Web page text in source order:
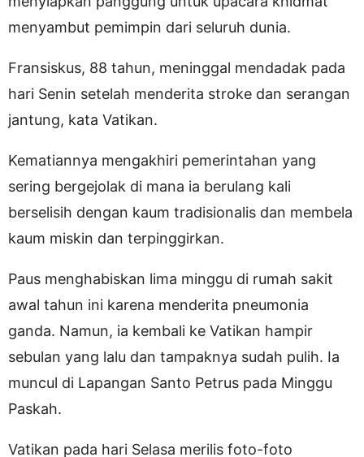
menyambut pemimpin dari seluruh dunia.
Fransiskus, 88 tahun, meninggal mendadak pada
hari Senin setelah menderita stroke dan serangan
jantung, kata Vatikan.
Kematiannya mengakhiri pemerintahan yang
sering bergejolak di mana ia berulang kali
berselisih dengan kaum tradisionalis dan membela
kaum miskin dan terpinggirkan.
Paus menghabiskan lima minggu di rumah sakit
awal tahun ini karena menderita pneumonia
ganda. Namun, ia kembali ke Vatikan hampir
sebulan yang lalu dan tampaknya sudah pulih. Ia
muncul di Lapangan Santo Petrus pada Minggu
Paskah.
Vatikan pada hari Selasa merilis foto-foto